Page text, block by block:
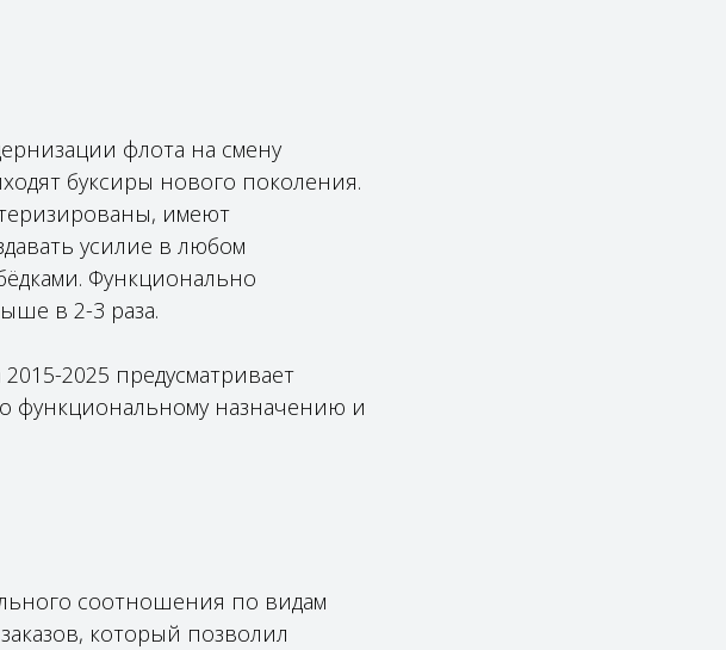
флота на смену
буксиры нового поколения.
имеют
усилие в любом
Функционально
в 2-3 раза.
2025 предусматривает
функциональному назначению и
соотношения по видам
который позволил